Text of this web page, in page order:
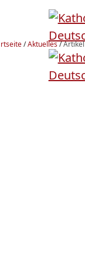
/Aktuelles/Artikel